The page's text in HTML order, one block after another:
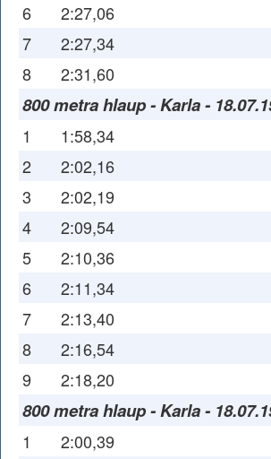
6
2:27,06
7
2:27,34
8
2:31,60
800 metra hlaup - Karla -
1
1:58,34
2
2:02,16
3
2:02,19
4
2:09,54
5
2:10,36
6
2:11,34
7
2:13,40
8
2:16,54
9
2:18,20
800 metra hlaup - Karla -
1 2:00,39